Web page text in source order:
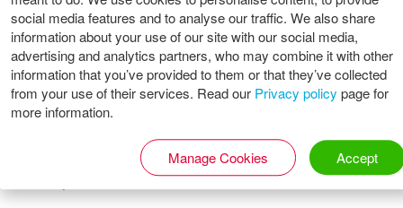
social media features and to analyse our traffic. We also share
information about your use of our site with our social media,
advertising and analytics partners, who may combine it with other
information that you’ve provided to them or that they’ve collected
from your use of their services. Read our Privacy policy page for
more information.
Manage Cookies Accept
Social Media
General
Algemene voorwaarden